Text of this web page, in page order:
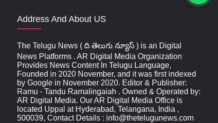
Address And About US
The Telugu News ( ది తెలుగు న్యూస్‌ ) is an Digital
News Platforms . AR Digital Media Organization
Provides News Content In Telugu Language,
Founded in 2020 November, and it was first indexed
by Google in November 2020. Editor & Publisher:
Ramu - Tandu Ramalingaiah . Owned & Operated by:
AR Digital Media. Our AR Digital Media Office is
located Uppal at Hyderabad, Telangana, India ,
500039, Contact Details : info@thetelugunews.com